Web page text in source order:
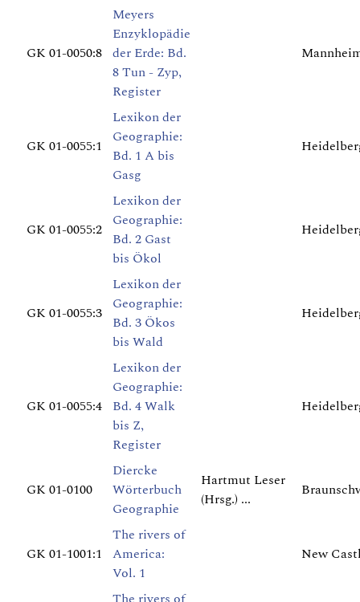
GK 01-0050:8
Meyers
Enzyklopädie
der Erde: Bd.
8 Tun - Zyp,
Register
GK 01-0055:1
Lexikon der
Geographie:
Bd. 1 A bis
Gasg
GK 01-0055:2
Lexikon der
Geographie:
Bd. 2 Gast
bis Ökol
GK 01-0055:3
Lexikon der
Geographie:
Bd. 3 Ökos
bis Wald
GK 01-0055:4
Lexikon der
Geographie:
Bd. 4 Walk
bis Z,
Register
GK 01-0100
Diercke
Wörterbuch
Geographie
Hartmut Leser
(Hrsg.) ...
GK 01-1001:1
The rivers of
America:
Vol. 1
New